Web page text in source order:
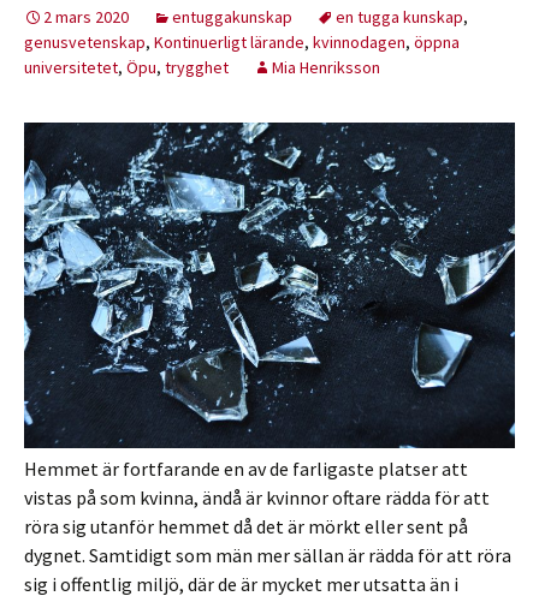
2 mars 2020 entuggakunskap en tugga kunskap,
genusvetenskap, Kontinuerligt lärande, kvinnodagen, öppna
universitetet, Öpu, trygghet Mia Henriksson
Hemmet är fortfarande en av de farligaste platser att
vistas på som kvinna, ändå är kvinnor oftare rädda för att
röra sig utanför hemmet då det är mörkt eller sent på
dygnet. Samtidigt som män mer sällan är rädda för att röra
sig i offentlig miljö, där de är mycket mer utsatta än i